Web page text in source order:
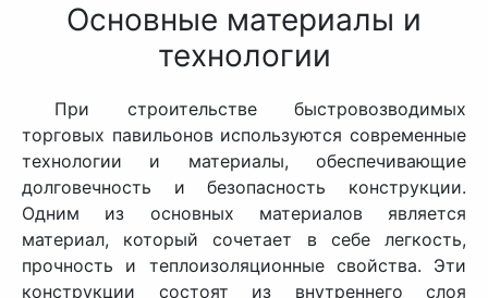
Основные материалы и
технологии
При строительстве быстровозводимых
торговых павильонов используются современные
технологии и материалы, обеспечивающие
долговечность и безопасность конструкции.
Одним из основных материалов является
материал, который сочетает в себе легкость,
прочность и теплоизоляционные свойства. Эти
конструкции состоят из внутреннего слоя